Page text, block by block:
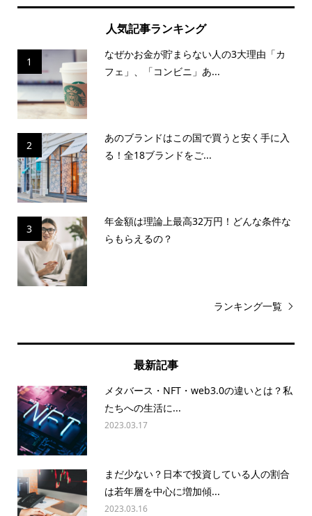
人気記事ランキング
1
なぜかお金が貯まらない人の3大理由「カ
フェ」、「コンビニ」あ...
2
あのブランドはこの国で買うと安く手に入
る！全18ブランドをご...
3
年金額は理論上最高32万円！どんな条件な
らもらえるの？
ランキング一覧
最新記事
メタバース・NFT・web3.0の違いとは？私
たちへの生活に...
2023.03.17
まだ少ない？日本で投資している人の割合
は若年層を中心に増加傾...
2023.03.16